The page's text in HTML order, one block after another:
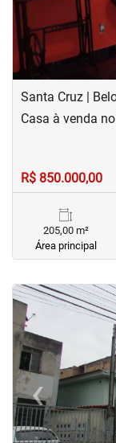
Santa Cruz |
Casa à venda
R$ 850.000,00
205,00 m²
Área principal
<<<<
‹Previous